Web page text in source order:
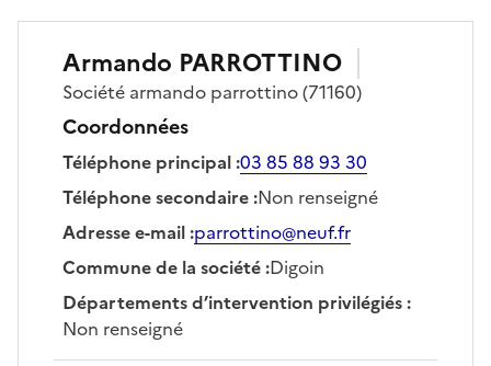
Armando PARROTTINO
Société armando parrottino(71160)
Coordonnées
Téléphone principal:03 85 88 93 30
Téléphone secondaire:Non renseigné
Adresse e-mail:parrottino@neuf.fr
Commune de la société:Digoin
Départements d’intervention privilégiés:
Non renseigné